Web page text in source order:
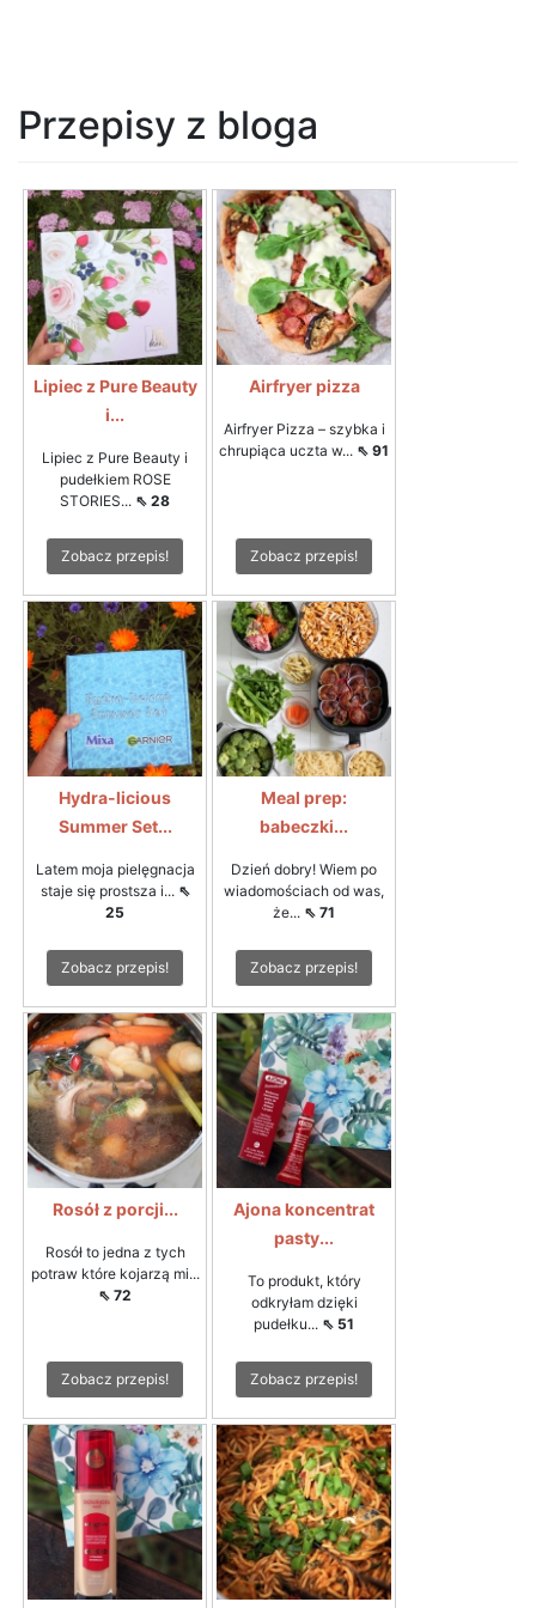
Przepisy z bloga
Lipiec z Pure Beauty
i...
Lipiec z Pure Beauty i
pudełkiem ROSE
STORIES... ⇖ 28
Zobacz przepis!
Airfryer pizza
Airfryer Pizza – szybka i
chrupiąca uczta w... ⇖ 91
Zobacz przepis!
Hydra-licious
Summer Set...
Latem moja pielęgnacja
staje się prostsza i... ⇖
25
Zobacz przepis!
Meal prep:
babeczki...
Dzień dobry! Wiem po
wiadomościach od was,
że... ⇖ 71
Zobacz przepis!
Rosół z porcji...
Rosół to jedna z tych
potraw które kojarzą mi...
⇖ 72
Zobacz przepis!
Ajona koncentrat
pasty...
To produkt, który
odkryłam dzięki
pudełku... ⇖ 51
Zobacz przepis!